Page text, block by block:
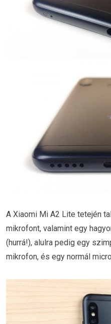
A Xiaomi Mi A2 Lite tetején
mikrofont, valamint egy
(hurrá!), alulra pedig egy
mikrofon, és egy normál